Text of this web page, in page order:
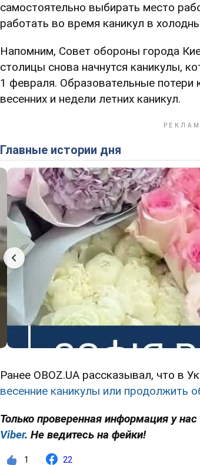
самостоятельно выбирать место
работать во время каникул в
Напомним, Совет обороны города
столицы снова начнутся каникулы,
1 февраля. Образовательные потери
весенних и недели летних каникул.
Главные истории дня
Ранее OBOZ.UA рассказывал, что в
весенние каникулы или продолжить
Только проверенная информация у
Viber. Не ведитесь на фейки!
1 22